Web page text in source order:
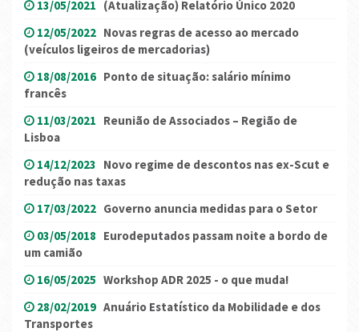
13/05/2021 (Atualização) Relatório Único 2020
12/05/2022 Novas regras de acesso ao mercado
(veículos ligeiros de mercadorias)
18/08/2016 Ponto de situação: salário mínimo
francês
11/03/2021 Reunião de Associados – Região de
Lisboa
14/12/2023 Novo regime de descontos nas ex-Scut e
redução nas taxas
17/03/2022 Governo anuncia medidas para o Setor
03/05/2018 Eurodeputados passam noite a bordo de
um camião
16/05/2025 Workshop ADR 2025 - o que muda!
28/02/2019 Anuário Estatístico da Mobilidade e dos
Transportes